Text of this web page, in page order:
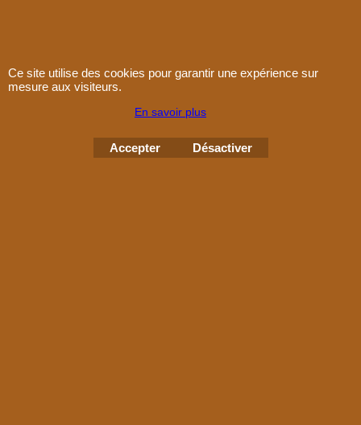
Plan d'accès
Conditions de vente
Contact
Ce site utilise des cookies pour garantir une expérience sur
mesure aux visiteurs.
En savoir plus
Accepter Désactiver